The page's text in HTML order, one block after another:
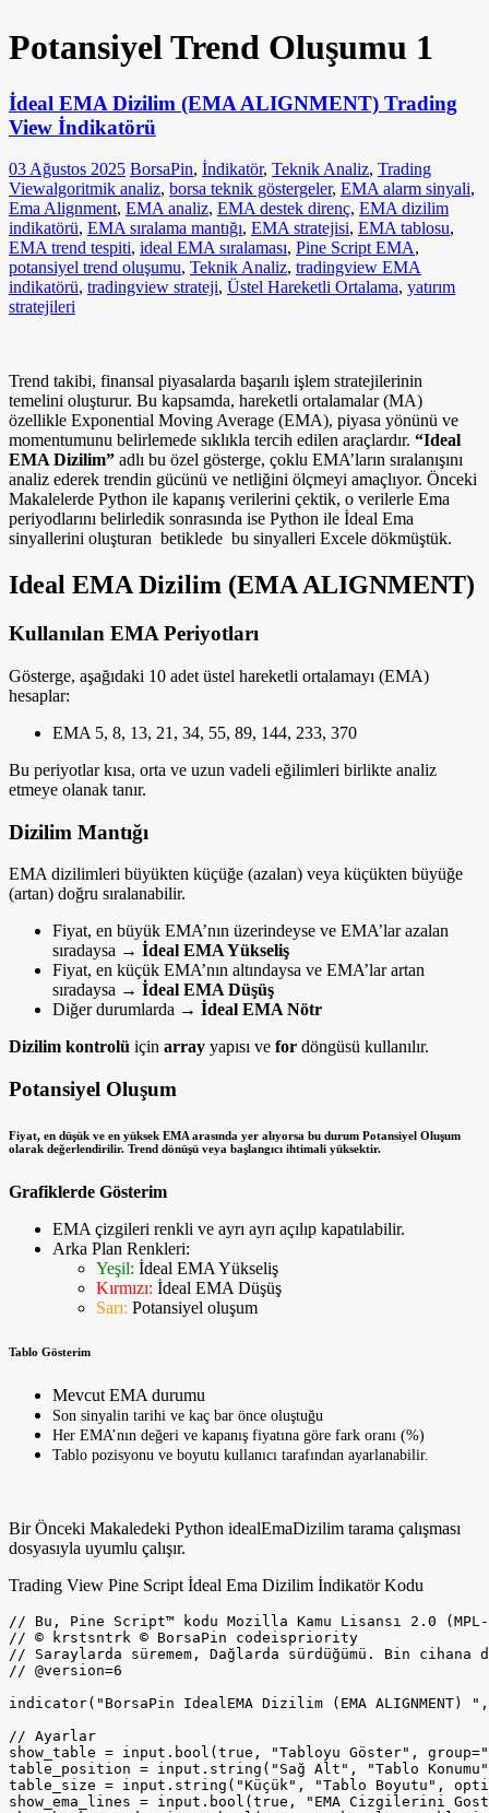
Potansiyel Trend Oluşumu 1
İdeal EMA Dizilim (EMA ALIGNMENT) Trading
View İndikatörü
03 Ağustos 2025 BorsaPin, İndikatör, Teknik Analiz, Trading
Viewalgoritmik analiz, borsa teknik göstergeler, EMA alarm sinyali,
Ema Alignment, EMA analiz, EMA destek direnç, EMA dizilim
indikatörü, EMA sıralama mantığı, EMA stratejisi, EMA tablosu,
EMA trend tespiti, ideal EMA sıralaması, Pine Script EMA,
potansiyel trend oluşumu, Teknik Analiz, tradingview EMA
indikatörü, tradingview strateji, Üstel Hareketli Ortalama, yatırım
stratejileri
Trend takibi, finansal piyasalarda başarılı işlem stratejilerinin
temelini oluşturur. Bu kapsamda, hareketli ortalamalar (MA)
özellikle Exponential Moving Average (EMA), piyasa yönünü ve
momentumunu belirlemede sıklıkla tercih edilen araçlardır. “Ideal
EMA Dizilim” adlı bu özel gösterge, çoklu EMA’ların sıralanışını
analiz ederek trendin gücünü ve netliğini ölçmeyi amaçlıyor. Önceki
Makalelerde Python ile kapanış verilerini çektik, o verilerle Ema
periyodlarını belirledik sonrasında ise Python ile İdeal Ema
sinyallerini oluşturan betiklede bu sinyalleri Excele dökmüştük.
Ideal EMA Dizilim (EMA ALIGNMENT)
Kullanılan EMA Periyotları
Gösterge, aşağıdaki 10 adet üstel hareketli ortalamayı (EMA)
hesaplar:
EMA 5, 8, 13, 21, 34, 55, 89, 144, 233, 370
Bu periyotlar kısa, orta ve uzun vadeli eğilimleri birlikte analiz
etmeye olanak tanır.
Dizilim Mantığı
EMA dizilimleri büyükten küçüğe (azalan) veya küçükten büyüğe
(artan) doğru sıralanabilir.
Fiyat, en büyük EMA’nın üzerindeyse ve EMA’lar azalan
sıradaysa → İdeal EMA Yükseliş
Fiyat, en küçük EMA’nın altındaysa ve EMA’lar artan
sıradaysa → İdeal EMA Düşüş
Diğer durumlarda → İdeal EMA Nötr
Dizilim kontrolü için array yapısı ve for döngüsü kullanılır.
Potansiyel Oluşum
Fiyat, en düşük ve en yüksek EMA arasında yer alıyorsa bu durum Potansiyel Oluşum
olarak değerlendirilir. Trend dönüşü veya başlangıcı ihtimali yüksektir.
Grafiklerde Gösterim
EMA çizgileri renkli ve ayrı ayrı açılıp kapatılabilir.
Arka Plan Renkleri:
Yeşil: İdeal EMA Yükseliş
Kırmızı: İdeal EMA Düşüş
Sarı: Potansiyel oluşum
Tablo Gösterim
Mevcut EMA durumu
Son sinyalin tarihi ve kaç bar önce oluştuğu
Her EMA’nın değeri ve kapanış fiyatına göre fark oranı (%)
Tablo pozisyonu ve boyutu kullanıcı tarafından ayarlanabilir.
Bir Önceki Makaledeki Python idealEmaDizilim tarama çalışması
dosyasıyla uyumlu çalışır.
Trading View Pine Script İdeal Ema Dizilim İndikatör Kodu
// Bu, Pine Script™ kodu Mozilla Kamu Lisansı 2.0 (MPL-2.0) altında lisanslandı
// © krstsntrk © BorsaPin codeispriority
// Saraylarda süremem, Dağlarda sürdüğümü. Bin cihana değişmem Şu öksüz Türk'lüğümü... Atsız
// @version=6

indicator("BorsaPin IdealEMA Dizilim (EMA ALIGNMENT) ", shorttitle="BorsaPin IdealEMA Dizilim (EMA ALIGNMENT)", overlay=true)

// Ayarlar
show_table = input.bool(true, "Tabloyu Göster", group="Görünüm")
table_position = input.string("Sağ Alt", "Tablo Konumu", options=["Sol Üst", "Orta Üst", "Sağ Üst", "Sol Orta", "Tam Orta", "Sağ Orta", "Sol Alt", "Orta Alt", "Sağ Alt"], group="Görünüm")
table_size = input.string("Küçük", "Tablo Boyutu", options=["Çok Küçük", "Küçük", "Normal", "Büyük"], group="Görünüm")
show_ema_lines = input.bool(true, "EMA Cizgilerini Goster", group="EMA Ayarlari")
show_background = input.bool(true, "Arka Plan Renklerini Goster", group="EMA Ayarlari")

// EMA gorunurluk ayarlari
show_ema5 = input.bool(true, "EMA 5", inline="ema1", group="EMA Cizgileri")
show_ema8 = input.bool(true, "EMA 8", inline="ema1", group="EMA Cizgileri")
show_ema13 = input.bool(true, "EMA 13", inline="ema2", group="EMA Cizgileri")
show_ema21 = input.bool(true, "EMA 21", inline="ema2", group="EMA Cizgileri")
show_ema34 = input.bool(true, "EMA 34", inline="ema3", group="EMA Cizgileri")
show_ema55 = input.bool(true, "EMA 55", inline="ema3", group="EMA Cizgileri")
show_ema89 = input.bool(true, "EMA 89", inline="ema4", group="EMA Cizgileri")
show_ema144 = input.bool(true, "EMA 144", inline="ema4", group="EMA Cizgileri")
show_ema233 = input.bool(true, "EMA 233", inline="ema5", group="EMA Cizgileri")
show_ema370 = input.bool(true, "EMA 370", inline="ema5", group="EMA Cizgileri")

// EMA Periyodları (Python kodundaki ile aynı)
ema5 = ta.ema(close, 5)
ema8 = ta.ema(close, 8)
ema13 = ta.ema(close, 13)
ema21 = ta.ema(close, 21)
ema34 = ta.ema(close, 34)
ema55 = ta.ema(close, 55)
ema89 = ta.ema(close, 89)
ema144 = ta.ema(close, 144)
ema233 = ta.ema(close, 233)
ema370 = ta.ema(close, 370)

// EMA'ları dizi olarak tanımlama
ema_values = array.new<float>()
array.push(ema_values, ema5)
array.push(ema_values, ema8)
array.push(ema_values, ema13)
array.push(ema_values, ema21)
array.push(ema_values, ema34)
array.push(ema_values, ema55)
array.push(ema_values, ema89)
array.push(ema_values, ema144)
array.push(ema_values, ema233)
array.push(ema_values, ema370)

ema_periods = array.new<int>()
array.push(ema_periods, 5)
array.push(ema_periods, 8)
array.push(ema_periods, 13)
array.push(ema_periods, 21)
array.push(ema_periods, 34)
array.push(ema_periods, 55)
array.push(ema_periods, 89)
array.push(ema_periods, 144)
array.push(ema_periods, 233)
array.push(ema_periods, 370)

// İdeal Ema Dizilim hesaplama

// Dizilimin sirali olup olmadigini kontrol etme fonksiyonu
is_descending_order(ema_array) =>
    size = array.size(ema_array)
    is_desc = true
    for i = 0 to size - 2
        if array.get(ema_array, i) < array.get(ema_array, i + 1)
            is_desc := false
            break
    is_desc

is_ascending_order(ema_array) =>
    size = array.size(ema_array)
    is_asc = true
    for i = 0 to size - 2
        if array.get(ema_array, i) > array.get(ema_array, i + 1)
            is_asc := false
            break
    is_asc

// Maximum ve minimum EMA değerlerini bulma
max_ema = math.max(ema5, math.max(ema8, math.max(ema13, math.max(ema21, math.max(ema34, math.max(ema55, math.max(ema89, math.max(ema144, math.max(ema233, ema370)))))))))
min_ema = math.min(ema5, math.min(ema8, math.min(ema13, math.min(ema21, math.min(ema34, math.min(ema55, math.min(ema89, math.min(ema144, math.min(ema233, ema370)))))))))

// Ideal EMA dizilim kontrolu (Python kodumuzdaki mantik)
ideal_ema_status = ""
if close > max_ema and is_descending_order(ema_values)
    ideal_ema_status := "Ideal EMA Yukselis"
else if close < min_ema and is_ascending_order(ema_values)
    ideal_ema_status := "Ideal EMA Dusus"
else
    ideal_ema_status := "Ideal EMA Notr"

// Potansiyel olusum kontrolu
is_potential = close > min_ema and close < max_ema

// Sinyal degisimi tespiti
var string prev_status = ""
var int signal_bar = 0
var string signal_date = ""

if ideal_ema_status != prev_status
    prev_status := ideal_ema_status
    signal_bar := bar_index
    signal_date := str.tostring(year) + "-" + str.tostring(month, "00") + "-" + str.tostring(dayofmonth, "00")

// Görseller

// EMA cizgileri - sadece secilenleri goster
plot(show_ema_lines and show_ema5 ? ema5 : na, "EMA 5", color=color.new(color.red, 0), linewidth=1)
plot(show_ema_lines and show_ema8 ? ema8 : na, "EMA 8", color=color.new(color.orange, 0), linewidth=1)
plot(show_ema_lines and show_ema13 ? ema13 : na, "EMA 13", color=color.new(color.yellow, 0), linewidth=1)
plot(show_ema_lines and show_ema21 ? ema21 : na, "EMA 21", color=color.new(color.green, 0), linewidth=1)
plot(show_ema_lines and show_ema34 ? ema34 : na, "EMA 34", color=color.new(color.blue, 0), linewidth=1)
plot(show_ema_lines and show_ema55 ? ema55 : na, "EMA 55", color=color.new(color.purple, 0), linewidth=1)
plot(show_ema_lines and show_ema89 ? ema89 : na, "EMA 89", color=color.new(color.gray, 0), linewidth=1)
plot(show_ema_lines and show_ema144 ? ema144 : na, "EMA 144", color=color.new(color.maroon, 0), linewidth=1)
plot(show_ema_lines and show_ema233 ? ema233 : na, "EMA 233", color=color.new(color.navy, 0), linewidth=1)
plot(show_ema_lines and show_ema370 ? ema370 : na, "EMA 370", color=color.new(color.black, 0), linewidth=2)

// Sinyal noktalarini isaretleme - sadece secildiginde goster
signal_color = show_background ? (ideal_ema_status == "Ideal EMA Yukselis" ? color.new(color.green, 90) : ideal_ema_status == "Ideal EMA Dusus" ? color.new(color.red, 90) :  is_potential ? color.new(color.yellow, 95) : na) : na

bgcolor(signal_color)

// Tablo
if show_table and barstate.islast
    // Tablo pozisyonunu dinamik olarak ayarlama
    table_pos = table_position == "Sol Üst" ? position.top_left : table_position == "Orta Üst" ? position.top_center : table_position == "Sağ Üst" ? position.top_right :  table_position == "Sol Orta" ? position.middle_left : table_position == "Tam Orta" ? position.middle_center : table_position == "Sağ Orta" ? position.middle_right :  table_position == "Sol Alt" ? position.bottom_left : table_position == "Orta Alt" ? position.bottom_center : position.bottom_right


    t_size = table_size == "Çok Küçük" ? size.tiny :  table_size == "Küçük" ? size.small : table_size == "Büyük" ? size.large :  size.normal
    
    // Ana tablo olusturma
    info_table = table.new(table_pos, 3, 15, bgcolor=color.new(color.white, 0), border_width=2, border_color=color.new(color.gray, 0))